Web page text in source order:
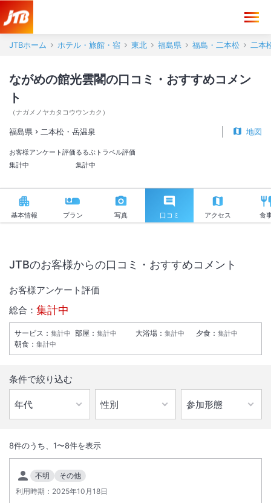
JTBホーム ホテル・旅館・宿 東北 福島県 福島・二本松 二本
ながめの館光雲閣の口コミ・おすすめコメン
ト
（ナガメノヤカタコウウンカク ）
福島県 二本松・岳温泉 地図
お客様アンケート評価
集計中
るるぶトラベル評価
集計中
基本情報 プラン 写真 口コミ アクセス 食
春は新緑、夏は安達太良登山、秋はもみじに雲海、冬はスキーとオール
シーズン楽しめます「ながめの館」。
JTBのお客様からの口コミ・おすすめコメント
お客様アンケート評価
総合： 集計中
サービス ： 集計中 部屋 ： 集計中 大浴場 ： 集計中 夕食 ： 集計中
朝食 ： 集計中
条件で絞り込む
8件のうち、 1〜8件を表示
不明
その他
利用時期： 2025年10月18日